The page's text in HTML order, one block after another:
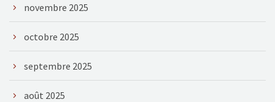
novembre 2025
octobre 2025
septembre 2025
août 2025